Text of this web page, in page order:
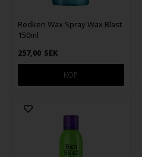
Redken Wax Spray Wax Blast
150ml
257,00 SEK